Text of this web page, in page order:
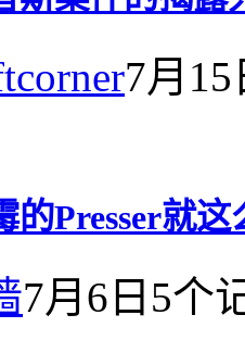
7月15
的Presser就这
7月6日 5个